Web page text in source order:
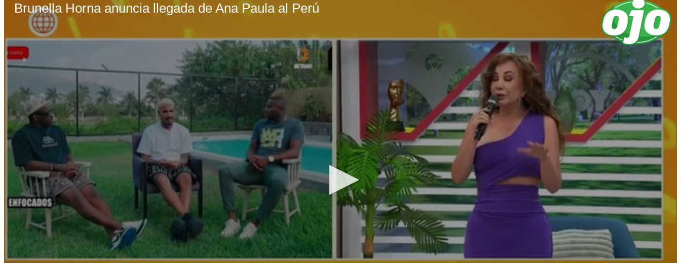
Brunella Horna anuncia llegada de Ana Paula al Perú